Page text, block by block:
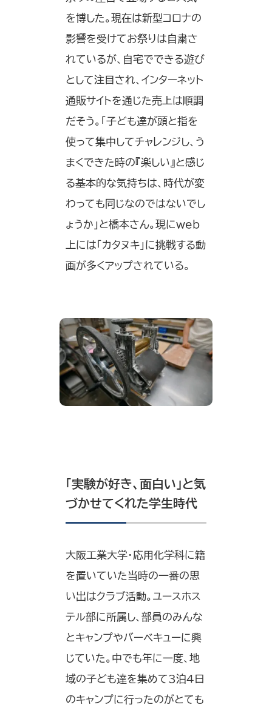
を博した。現在は新型コロナの
影響を受けてお祭りは自粛さ
れているが、自宅でできる遊び
として注目され、インターネット
通販サイトを通じた売上は順調
だそう。「子ども達が頭と指を
使って集中してチャレンジし、う
まくできた時の『楽しい』と感じ
る基本的な気持ちは、時代が変
わっても同じなのではないでし
ょうか」と橋本さん。現にweb
上には「カタヌキ」に挑戦する動
画が多くアップされている。
「実験が好き、面白い」と気
づかせてくれた学生時代
大阪工業大学・応用化学科に籍
を置いていた当時の一番の思
い出はクラブ活動。ユースホス
テル部に所属し、部員のみんな
とキャンプやバーベキューに興
じていた。中でも年に一度、地
域の子ども達を集めて3泊4日
のキャンプに行ったのがとても